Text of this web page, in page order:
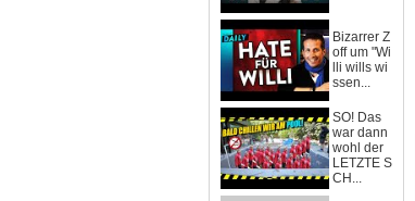
Bizarrer Z
off um "Wi
lli wills wi
ssen...
SO! Das
war dann
wohl der
LETZTE S
CH...